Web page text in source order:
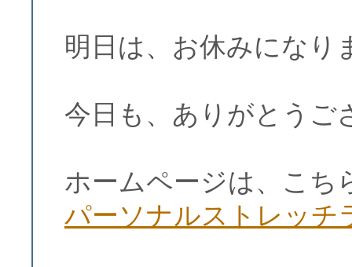
明日は、お休みになり
今日も、ありがとうご
ホームページは、こち
パーソナルストレッ